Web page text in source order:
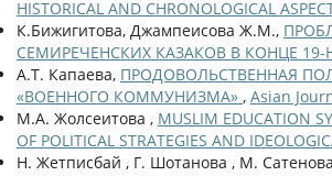
HISTORICAL AND CHRONOLOGICAL
К.Бижигитова, Джампеисова Ж.М.,
СЕМИРЕЧЕНСКИХ КАЗАКОВ В КОНЦЕ
А.Т. Капаева, ПРОДОВОЛЬСТВЕННАЯ
«ВОЕННОГО КОММУНИЗМА» , Asian
М.А. Жолсеитова , MUSLIM EDUCATION
OF POLITICAL STRATEGIES AND
Н. Жетписбай , Г. Шотанова , М.